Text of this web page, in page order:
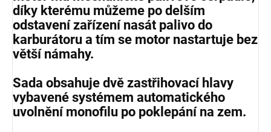
díky kterému můžeme po delším
odstavení zařízení nasát palivo do
karburátoru a tím se motor nastartuje bez
větší námahy.
Sada obsahuje dvě zastřihovací hlavy
vybavené systémem automatického
uvolnění monofilu po poklepání na zem.